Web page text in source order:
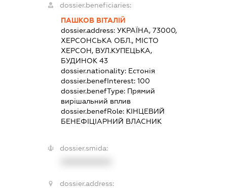
dossier.beneficiaries:
ПАШКОВ ВІТАЛІЙ
dossier.address: УКРАЇНА, 73000,
ХЕРСОНСЬКА ОБЛ., МІСТО
ХЕРСОН, ВУЛ.КУПЕЦЬКА,
БУДИНОК 43
dossier.nationality: Естонія
dossier.benefInterest: 100
dossier.benefType: Прямий
вирішальний вплив
dossier.benefRole: КІНЦЕВИЙ
БЕНЕФІЦІАРНИЙ ВЛАСНИК
dossier.smida:
dossier.address: